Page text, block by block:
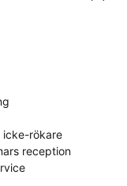
icke-rökare
reception